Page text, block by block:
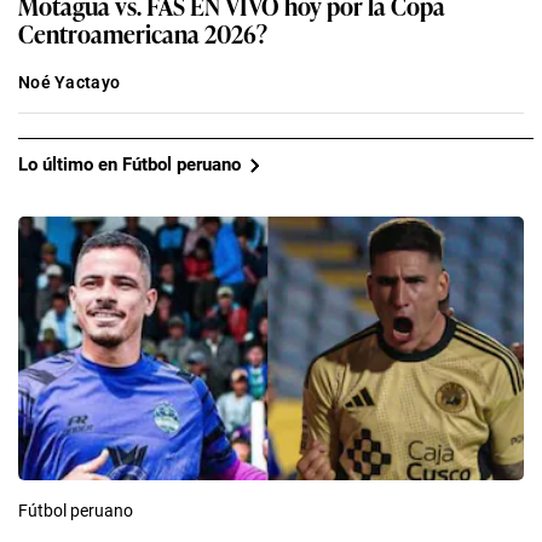
Centroamericana 2026?
Noé Yactayo
Lo último en Fútbol peruano
Fútbol peruano